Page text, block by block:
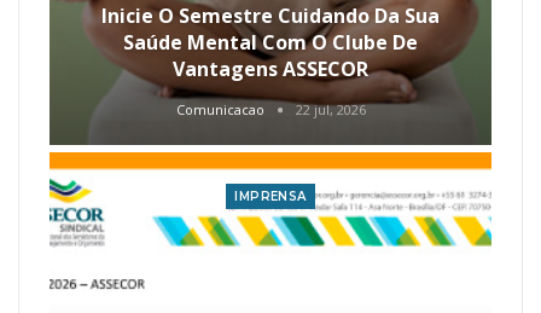
Inicie O Semestre Cuidando Da Sua
Saúde Mental Com O Clube De
Vantagens ASSECOR
Comunicacao 22 jul, 2026
IMPRENSA